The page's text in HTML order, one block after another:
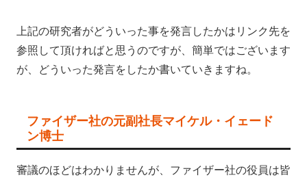
上記の研究者がどういった事を発言したかはリンク先を
参照して頂ければと思うのですが、簡単ではございます
が、どういった発言をしたか書いていきますね。
ファイザー社の元副社長マイケル・イェード
ン博士
審議のほどはわかりませんが、ファイザー社の役員は皆